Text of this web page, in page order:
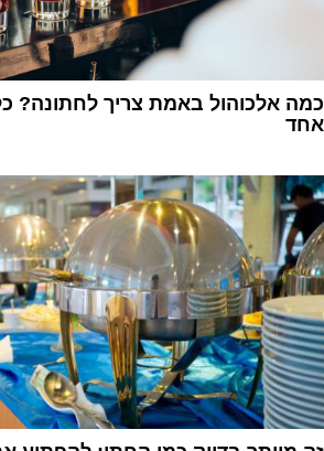
כמה אלכוהול באמת צריך לחתונה?
אחד